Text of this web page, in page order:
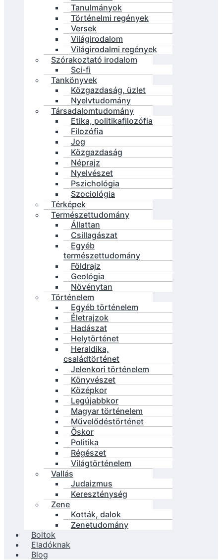
Tanulmányok
Történelmi regények
Versek
Világirodalom
Világirodalmi regények
Szórakoztató irodalom
Sci-fi
Tankönyvek
Közgazdaság, üzlet
Nyelvtudomány
Társadalomtudomány
Etika, politikafilozófia
Filozófia
Jog
Közgazdaság
Néprajz
Nyelvészet
Pszichológia
Szociológia
Térképek
Természettudomány
Állattan
Csillagászat
Egyéb
természettudomány
Földrajz
Geológia
Növénytan
Történelem
Egyéb történelem
Életrajzok
Hadászat
Helytörténet
Heraldika,
családtörténet
Jelenkori történelem
Könyvészet
Középkor
Legújabbkor
Magyar történelem
Művelődéstörténet
Őskor
Politika
Régészet
Világtörténelem
Vallás
Judaizmus
Kereszténység
Zene
Kották, dalok
Zenetudomány
Boltok
Eladóknak
Blog